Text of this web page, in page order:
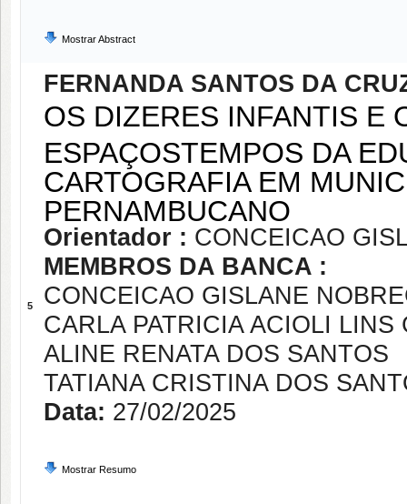
Mostrar Abstract
5
FERNANDA SANTOS DA
OS DIZERES INFANTIS E
ESPAÇOSTEMPOS DA
CARTOGRAFIA EM
PERNAMBUCANO
Orientador : CONCEICAO
MEMBROS DA BANCA :
CONCEICAO GISLANE
CARLA PATRICIA ACIOLI LINS
ALINE RENATA DOS SANTOS
TATIANA CRISTINA DOS
Data: 27/02/2025
Mostrar Resumo